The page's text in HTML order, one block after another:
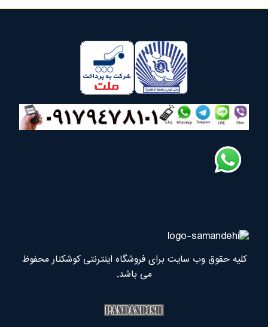
کلیه حقوق وب سایت برای فروشگاه اینترنتی کوشکنار محفوظ
می باشد.